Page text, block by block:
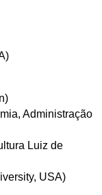
Administração
Luiz de
USA)